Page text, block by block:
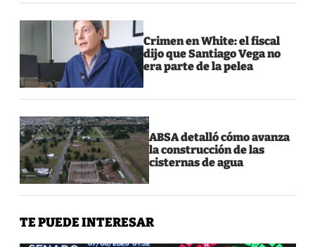
Crimen en White: el fiscal
dijo que Santiago Vega no
era parte de la pelea
ABSA detalló cómo avanza
la construcción de las
cisternas de agua
TE PUEDE INTERESAR